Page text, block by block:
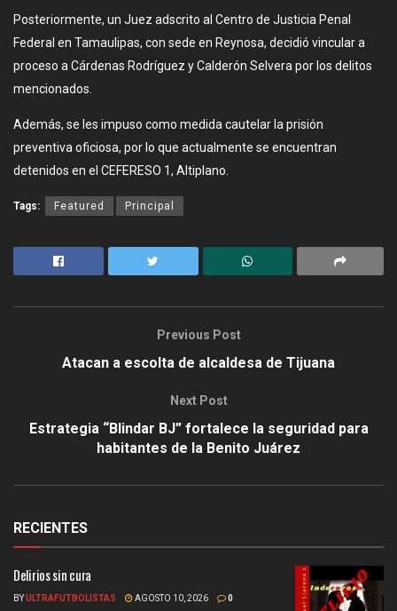
Posteriormente, un Juez adscrito al Centro de Justicia Penal
Federal en Tamaulipas, con sede en Reynosa, decidió vincular a
proceso a Cárdenas Rodríguez y Calderón Selvera por los delitos
mencionados.
Además, se les impuso como medida cautelar la prisión
preventiva oficiosa, por lo que actualmente se encuentran
detenidos en el CEFERESO 1, Altiplano.
Tags: Featured Principal
Previous Post
Atacan a escolta de alcaldesa de Tijuana
Next Post
Estrategia “Blindar BJ” fortalece la seguridad para
habitantes de la Benito Juárez
RECIENTES
Delirios sin cura
BYULTRAFUTBOLISTAS AGOSTO 10, 2026 0